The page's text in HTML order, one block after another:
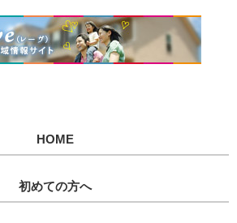
HOME
初めての方へ